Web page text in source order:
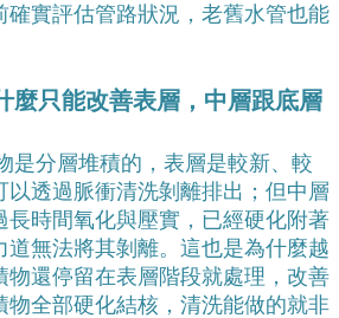
確實評估管路狀況，老舊水管也能
麼只能改善表層，中層跟底層
是分層堆積的，表層是較新、較
以透過脈衝清洗剝離排出；但中層
長時間氧化與壓實，已經硬化附著
道無法將其剝離。這也是為什麼越
物還停留在表層階段就處理，改善
物全部硬化結核，清洗能做的就非